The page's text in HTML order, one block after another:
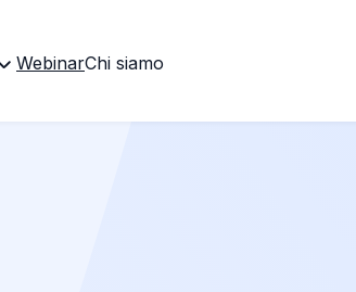
WebinarChi siamo